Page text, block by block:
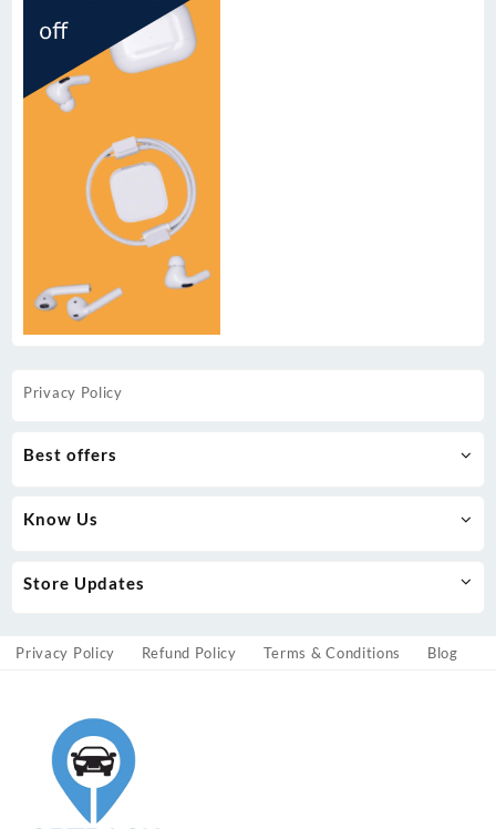
Privacy Policy
Best offers
Know Us
Store Updates
Privacy Policy Refund Policy Terms & Conditions Blog